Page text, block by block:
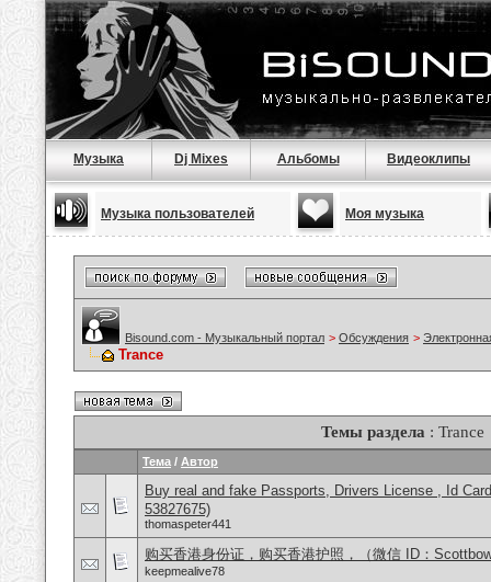
Музыка Dj Mixes Альбомы Видеоклипы
Музыка пользователей Моя музыка
Bisound.com - Музыкальный портал > Обсуждения >
Trance
Темы раздела : Trance
Тема / Автор
Buy real and fake Passports, Drivers License , Id
53827675)
thomaspeter441
购买香港身份证，购买香港护照，（微信 ID：
keepmealive78